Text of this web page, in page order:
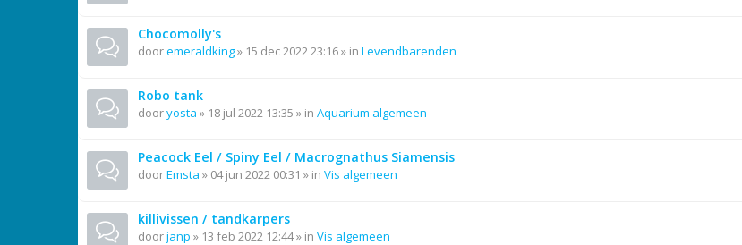
Chocomolly's
dooremeraldking» 15 dec 2022 23:16» in Levendbarenden
Robo tank
dooryosta » 18 jul 2022 13:35 » in Aquarium algemeen
Peacock Eel / Spiny Eel / Macrognathus Siamensis
doorEmsta » 04 jun 2022 00:31 » in Vis algemeen
killivissen / tandkarpers
doorjanp » 13 feb 2022 12:44» in Vis algemeen